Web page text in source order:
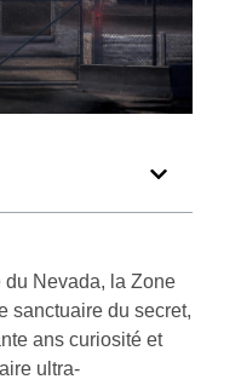
Nevada, la Zone
sanctuaire du secret,
ans curiosité et
ultra-